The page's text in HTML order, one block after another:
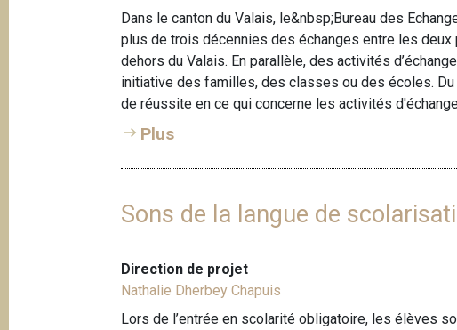
Dans le canton du Valais, le&nbsp;Bureau des
plus de trois décennies des échanges entre les
dehors du Valais. En parallèle, des activités
initiative des familles, des classes ou des écoles.
de réussite en ce qui concerne les activités
Plus
Sons de la langue de
Direction de projet
Nathalie Dherbey Chapuis
Lors de l’entrée en scolarité obligatoire, les élèves